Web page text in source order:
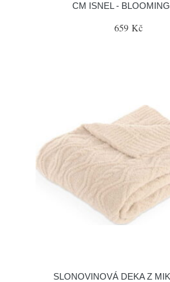
CM ISNEL -
659 Kč
SLONOVINOVÁ DEKA Z